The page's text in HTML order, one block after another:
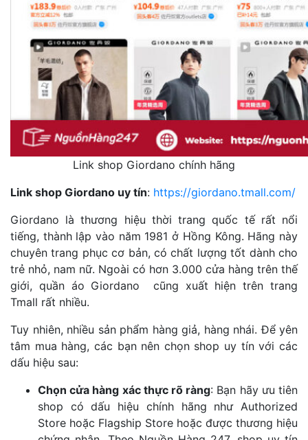
Link shop Giordano chính hãng
Link shop Giordano uy tín: https://giordano.tmall.com/
Giordano là thương hiệu thời trang quốc tế rất nổi
tiếng, thành lập vào năm 1981 ở Hồng Kông. Hãng này
chuyên trang phục cơ bản, có chất lượng tốt dành cho
trẻ nhỏ, nam nữ. Ngoài có hơn 3.000 cửa hàng trên thế
giới, quần áo Giordano cũng xuất hiện trên trang
Tmall rất nhiều.
Tuy nhiên, nhiều sản phẩm hàng giả, hàng nhái. Để yên
tâm mua hàng, các bạn nên chọn shop uy tín với các
dấu hiệu sau:
Chọn cửa hàng xác thực rõ ràng: Bạn hãy ưu tiên
shop có dấu hiệu chính hãng như Authorized
Store hoặc Flagship Store hoặc được thương hiệu